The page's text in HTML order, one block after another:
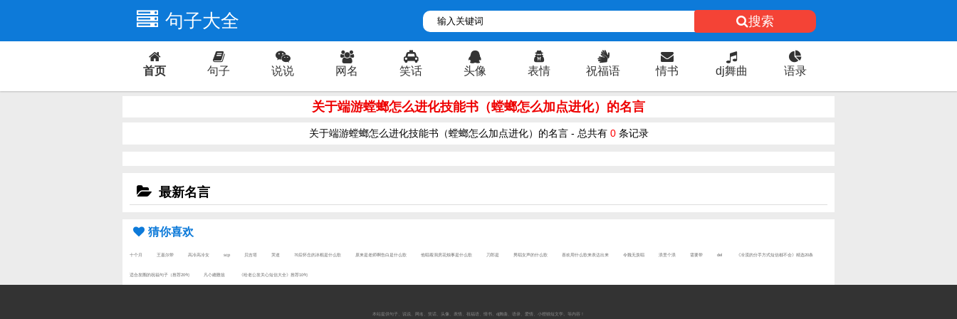
句子大全 搜索
首页 句子 说说 网名 笑话 头像 表情 祝福语 情书 dj舞曲 语录
关于端游螳螂怎么进化技能书（螳螂怎么加点进化）的名言
关于端游螳螂怎么进化技能书（螳螂怎么加点进化）的名言 - 总共有 0条记录
最新名言
猜你喜欢
十个月 王嘉尔带 高冷高冷女 scp 贝吉塔 哭道 70后怀念的冰棍是什么歌 原来是老师啊告白是什么歌 他唱着洞房花烛事是什么歌 刀郎是 男唱女声的什么歌 喜欢用什么歌来表达出来 令魏无羡唱 浪里个浪 需要带 del 《冷漠的分手方式短信都不会》精选20条
适合发圈的祝福句子（推荐20句 凡亽總難捨 《给老公发关心短信大全》推荐10句
本站提供句子 说说 网名 笑话 头像 表情 祝福语 情书 dj舞曲 语录 爱情 小狸猫短文学 。等内容！